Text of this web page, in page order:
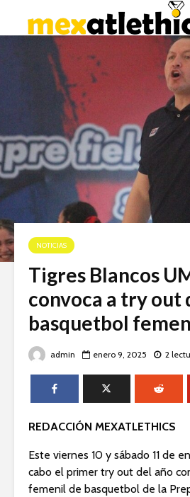
NOTICIAS
Tigres Blancos
convoca a try out
basquetbol
admin enero 9, 2025 2
REDACCIÓN MEXATLETHICS
Este viernes 10 y sábado 11 de
cabo el primer try out del año
femenil de basquetbol de la